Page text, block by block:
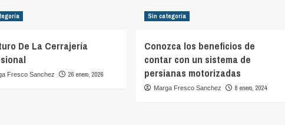
De La Cerrajería
Fresco Sanchez 26 enero, 2026
Sin categoría
Conozca los beneficios de
contar con un sistema de
persianas motorizadas
Marga Fresco Sanchez 8 enero, 2024